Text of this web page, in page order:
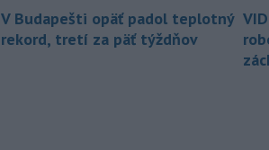
V Budapešti opäť padol teplotný
rekord, tretí za päť týždňov